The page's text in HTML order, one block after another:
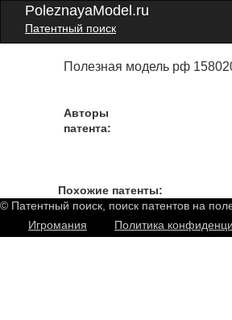
PoleznayaModel.ru
Патентный поиск
Полезная модель рф
Авторы
патента:
Похожие патенты:
© Патентный поиск, поиск патентов на
Игромания
Политика